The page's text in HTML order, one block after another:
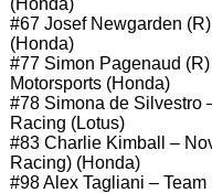
#67 Josef Newgarden
(Honda)
#77 Simon Pagenaud
Motorsports (Honda)
#78 Simona de Silvestro
Racing (Lotus)
#83 Charlie Kimball –
Racing) (Honda)
#98 Alex Tagliani –